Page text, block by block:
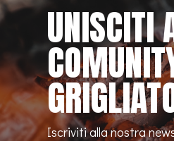
UNISCITI
Iscriviti alla nostra